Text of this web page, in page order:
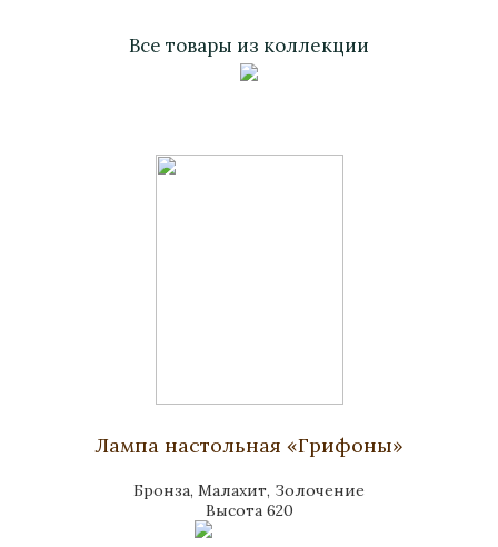
Все товары из коллекции
Лампа настольная «Грифоны»
Бронза, Малахит, Золочение
Высота 620